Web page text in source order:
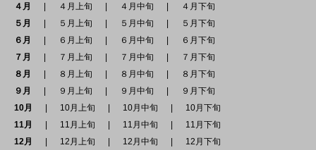
４月
４月上旬 ４月中旬
４月下旬
５月
５月上旬 ５月中旬
５月下旬
６月
６月上旬 ６月中旬
６月下旬
７月
７月上旬 ７月中旬
７月下旬
８月
８月上旬 ８月中旬
８月下旬
９月
９月上旬 ９月中旬
９月下旬
10月
10月上旬 10月中旬
10月下旬
11月
11月上旬 11月中旬
11月下旬
12月
12月上旬 12月中旬 12月下旬